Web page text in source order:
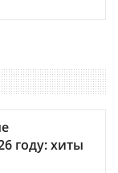
году: хиты